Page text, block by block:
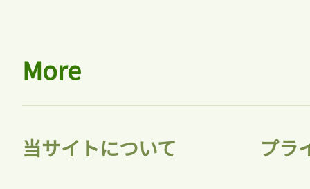
More
当サイトについて プラ